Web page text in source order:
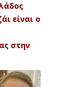
είναι ο
στην